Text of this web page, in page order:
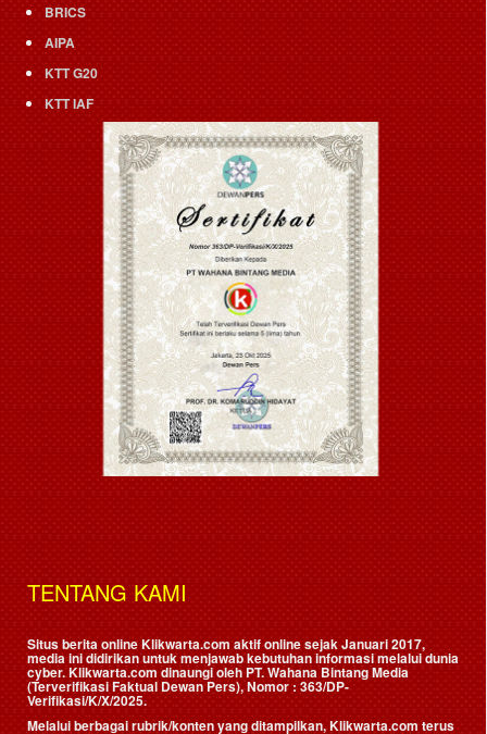
BRICS
AIPA
KTT G20
KTT IAF
TENTANG KAMI
Situs berita online Klikwarta.com aktif online sejak Januari 2017,
media ini didirikan untuk menjawab kebutuhan informasi melalui dunia
cyber. Klikwarta.com dinaungi oleh PT. Wahana Bintang Media
(Terverifikasi Faktual Dewan Pers), Nomor : 363/DP-
Verifikasi/K/X/2025.
Melalui berbagai rubrik/konten yang ditampilkan, Klikwarta.com terus